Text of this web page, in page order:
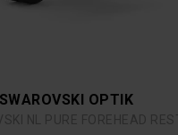
SWAROVSKI OPTIK